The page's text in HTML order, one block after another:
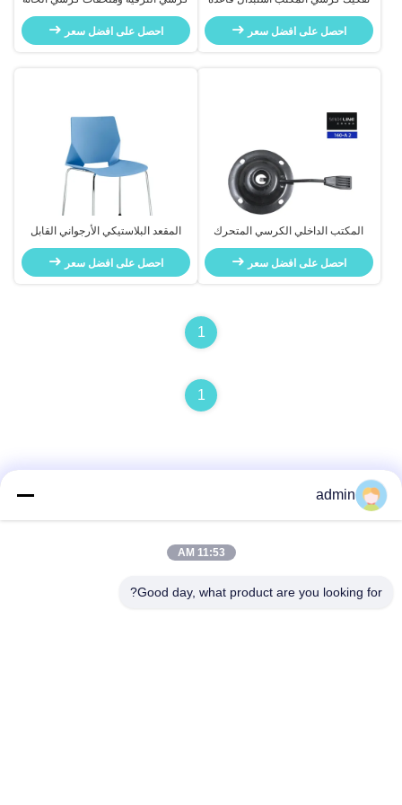
السفلية المصفوفة بالكهرباء اللون
SGS المعتمد
احصل على افضل سعر
وملحقات الكرسي الدوار 360 درجة
احصل على افضل سعر
المكتب الداخلي الكرسي المتحرك
الهيكل المستدير 160 ملم مريحة مع
دعم القطنية
احصل على افضل سعر
المقعد البلاستيكي الأرجواني القابل
للاستمرار والحديث خيار الجلوس
المريح الأنيق للمؤسسات التعليمية
ومراكز التدريب
احصل على افضل سعر
1
1
عنوان
admin
11:53 AM
Good day, what product are you looking for?